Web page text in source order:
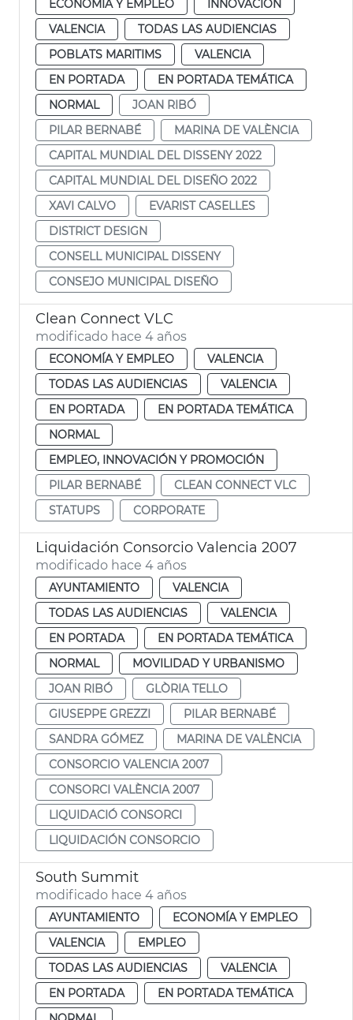
ECONOMÍA Y EMPLEO
INNOVACIÓN
VALENCIA
TODAS LAS AUDIENCIAS
POBLATS MARITIMS
VALENCIA
EN PORTADA
EN PORTADA TEMÁTICA
NORMAL
JOAN RIBÓ
PILAR BERNABÉ
MARINA DE VALÈNCIA
CAPITAL MUNDIAL DEL DISSENY 2022
CAPITAL MUNDIAL DEL DISEÑO 2022
XAVI CALVO
EVARIST CASELLES
DISTRICT DESIGN
CONSELL MUNICIPAL DISSENY
CONSEJO MUNICIPAL DISEÑO
Clean Connect VLC
modificado hace 4 años
ECONOMÍA Y EMPLEO
VALENCIA
TODAS LAS AUDIENCIAS
VALENCIA
EN PORTADA
EN PORTADA TEMÁTICA
NORMAL
EMPLEO, INNOVACIÓN Y PROMOCIÓN
PILAR BERNABÉ
CLEAN CONNECT VLC
STATUPS
CORPORATE
Liquidación Consorcio Valencia 2007
modificado hace 4 años
AYUNTAMIENTO
VALENCIA
TODAS LAS AUDIENCIAS
VALENCIA
EN PORTADA
EN PORTADA TEMÁTICA
NORMAL
MOVILIDAD Y URBANISMO
JOAN RIBÓ
GLÒRIA TELLO
GIUSEPPE GREZZI
PILAR BERNABÉ
SANDRA GÓMEZ
MARINA DE VALÈNCIA
CONSORCIO VALENCIA 2007
CONSORCI VALÈNCIA 2007
LIQUIDACIÓ CONSORCI
LIQUIDACIÓN CONSORCIO
South Summit
modificado hace 4 años
AYUNTAMIENTO
ECONOMÍA Y EMPLEO
VALENCIA
EMPLEO
TODAS LAS AUDIENCIAS
VALENCIA
EN PORTADA
EN PORTADA TEMÁTICA